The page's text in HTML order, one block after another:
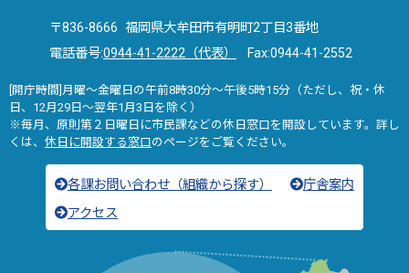
〒836-8666 福岡県大牟田市有明町2丁目3番地
電話番号:0944-41-2222（代表） Fax:0944-41-2552
[開庁時間]月曜～金曜日の午前8時30分～午後5時15分（ただし、祝・休
日、12月29日～翌年1月3日を除く）
※毎月、原則第２日曜日に市民課などの休日窓口を開設しています。詳し
くは、 休日に開設する窓口のページをご覧ください。
各課お問い合わせ（組織から探す）
庁舎案内
アクセス